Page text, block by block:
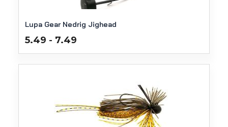
Lupa Gear Nedrig Jighead
5.49 - 7.49
€5.49
tot